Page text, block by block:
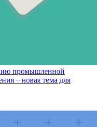
промышленной
– новая тема для